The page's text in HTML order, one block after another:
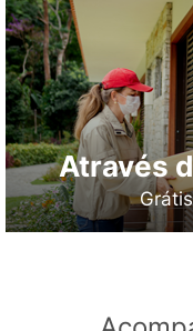
Através